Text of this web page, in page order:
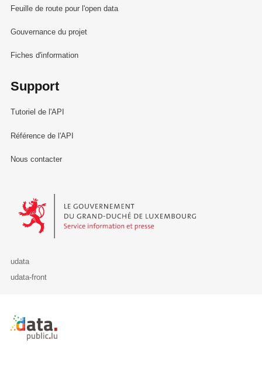
Feuille de route pour l'open data
Gouvernance du projet
Fiches d'information
Support
Tutoriel de l'API
Référence de l'API
Nous contacter
Le Gouvernement du Grand-Duché de Luxembourg - Service
udata
udata-front
Retour à l'accueil de data.public.lu